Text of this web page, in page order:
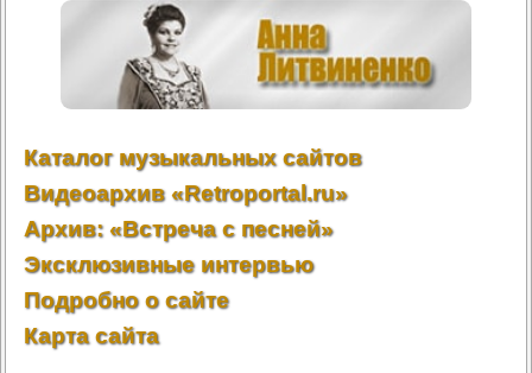
Каталог музыкальных сайтов
Видеоархив «Retroportal.ru»
Архив: «Встреча с песней»
Эксклюзивные интервью
Подробно о сайте
Карта сайта